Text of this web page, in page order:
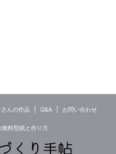
んの作品 Q&A お問い合わせ
無料型紙と作り方